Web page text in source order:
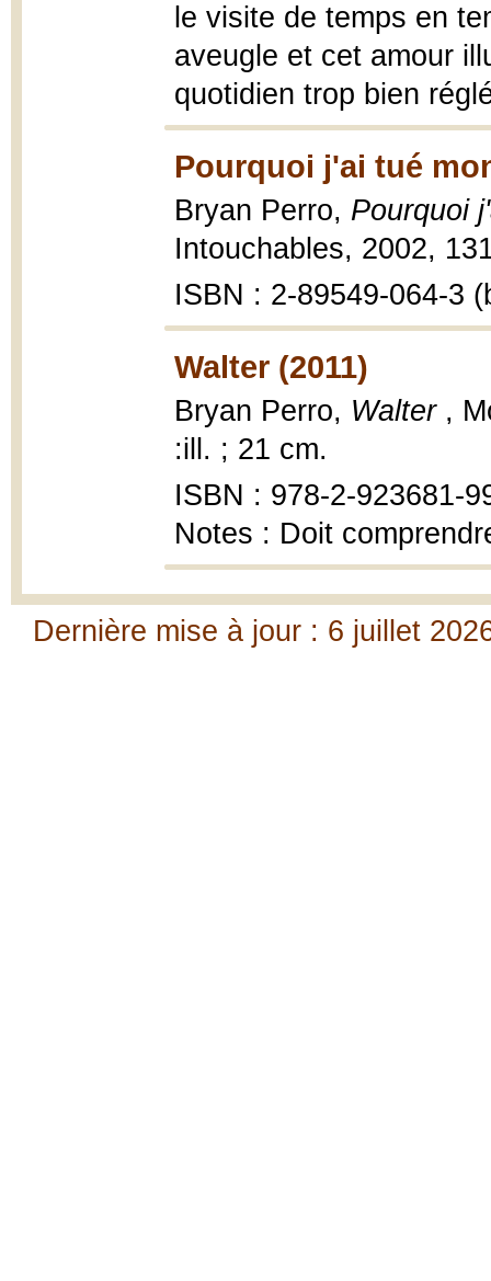
le visite de temps en
aveugle et cet amour
quotidien trop bien
Pourquoi j'ai tué
Bryan Perro, Pourquoi
Intouchables, 2002,
ISBN : 2-89549-064-3
Walter (2011)
Bryan Perro, Walter ,
:ill. ; 21 cm.
ISBN : 978-2-923681-
Notes : Doit
Dernière mise à jour : 6 juillet